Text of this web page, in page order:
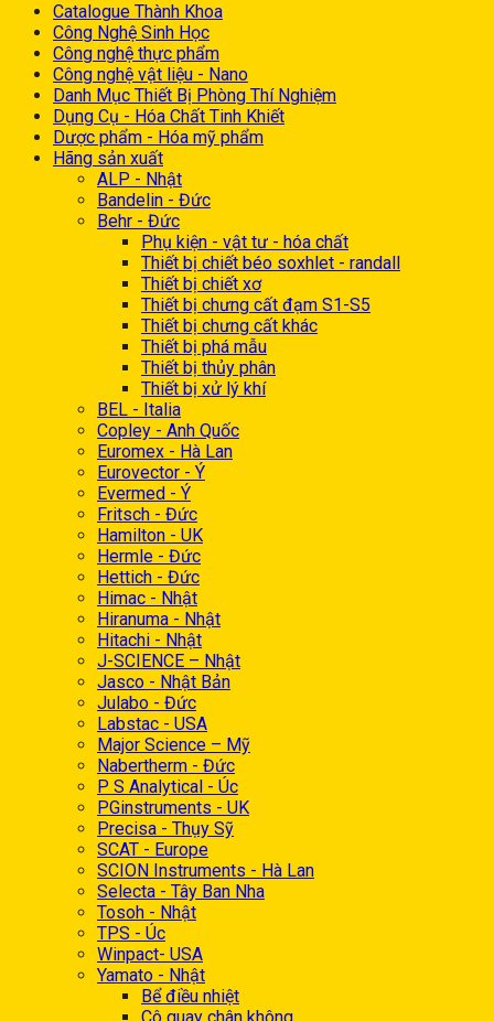
Catalogue Thành Khoa
Công Nghệ Sinh Học
Công nghệ thực phẩm
Công nghệ vật liệu - Nano
Danh Mục Thiết Bị Phòng Thí Nghiệm
Dụng Cụ - Hóa Chất Tinh Khiết
Dược phẩm - Hóa mỹ phẩm
Hãng sản xuất
ALP - Nhật
Bandelin - Đức
Behr - Đức
Phụ kiện - vật tư - hóa chất
Thiết bị chiết béo soxhlet - randall
Thiết bị chiết xơ
Thiết bị chưng cất đạm S1-S5
Thiết bị chưng cất khác
Thiết bị phá mẫu
Thiết bị thủy phân
Thiết bị xử lý khí
BEL - Italia
Copley - Anh Quốc
Euromex - Hà Lan
Eurovector - Ý
Evermed - Ý
Fritsch - Đức
Hamilton - UK
Hermle - Đức
Hettich - Đức
Himac - Nhật
Hiranuma - Nhật
Hitachi - Nhật
J-SCIENCE – Nhật
Jasco - Nhật Bản
Julabo - Đức
Labstac - USA
Major Science – Mỹ
Nabertherm - Đức
P S Analytical - Úc
PGinstruments - UK
Precisa - Thụy Sỹ
SCAT - Europe
SCION Instruments - Hà Lan
Selecta - Tây Ban Nha
Tosoh - Nhật
TPS - Úc
Winpact- USA
Yamato - Nhật
Bể điều nhiệt